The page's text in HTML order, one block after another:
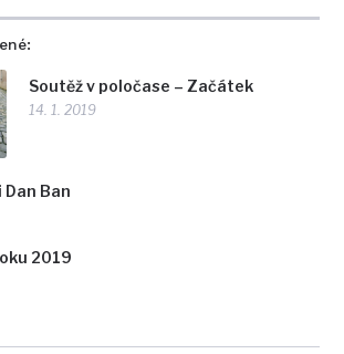
Soutěž v poločase – Začátek
14. 1. 2019
Dan Ban
2019